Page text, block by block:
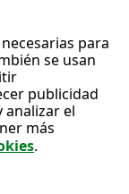
para
se usan
publicidad
analizar el
más
.